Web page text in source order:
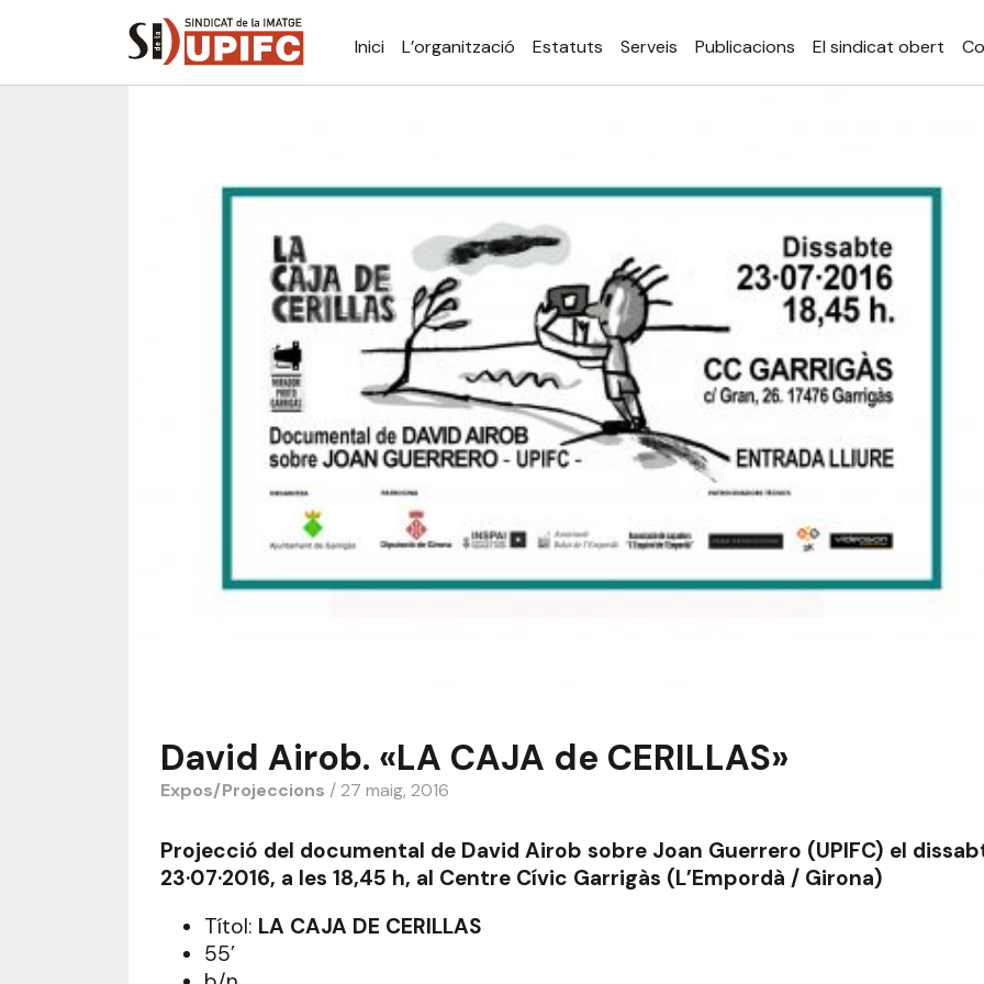
Inici L’organització Estatuts Serveis Publicacions El sindicat obert
David Airob. «LA CAJA de CERILLAS»
Expos/Projeccions / 27 maig, 2016
Projecció del documental de David Airob sobre Joan Guerrero (UPIFC) el
23·07·2016, a les 18,45 h, al Centre Cívic Garrigàs (L’Empordà / Girona)
Títol: LA CAJA DE CERILLAS
55’